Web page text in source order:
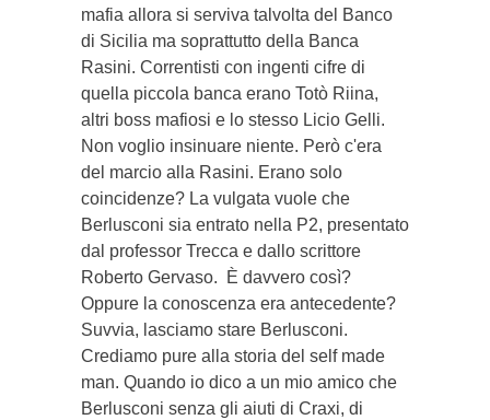
mafia allora si serviva talvolta del Banco
di Sicilia ma soprattutto della Banca
Rasini. Correntisti con ingenti cifre di
quella piccola banca erano Totò Riina,
altri boss mafiosi e lo stesso Licio Gelli.
Non voglio insinuare niente. Però c'era
del marcio alla Rasini. Erano solo
coincidenze? La vulgata vuole che
Berlusconi sia entrato nella P2, presentato
dal professor Trecca e dallo scrittore
Roberto Gervaso. È davvero così?
Oppure la conoscenza era antecedente?
Suvvia, lasciamo stare Berlusconi.
Crediamo pure alla storia del self made
man. Quando io dico a un mio amico che
Berlusconi senza gli aiuti di Craxi, di